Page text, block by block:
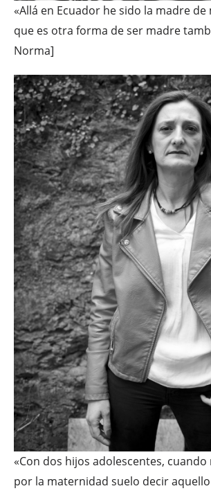
«Allá en Ecuador he sido la madre
que es otra forma de ser madre
Norma]
«Con dos hijos adolescentes,
por la maternidad suelo decir